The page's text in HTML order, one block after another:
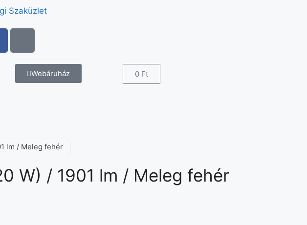
Szaküzlet
Webáruház 0 Ft
lm / Meleg fehér
W) / 1901 lm / Meleg fehér